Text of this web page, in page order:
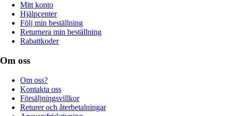
Mitt konto
Hjälpcenter
Följ min beställning
Returnera min beställning
Rabattkoder
Om oss
Om oss?
Kontakta oss
Försäljningsvillkor
Returer och återbetalningar